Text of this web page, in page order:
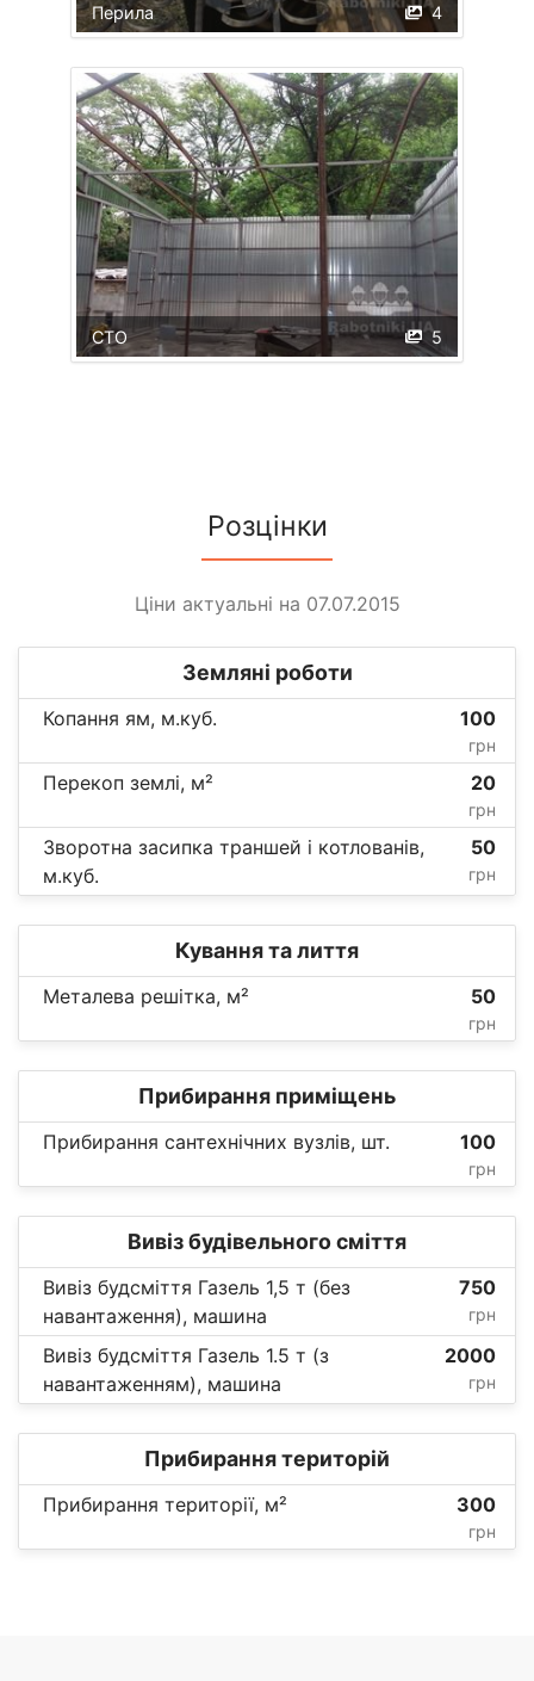
4
Перила
5
СТО
Розцінки
Ціни актуальні на 07.07.2015
Земляні роботи
Копання ям, м.куб. 100
грн
Перекоп землі, м² 20
грн
Зворотна засипка траншей і котлованів,
м.куб.
50
грн
Кування та лиття
Металева решітка, м² 50
грн
Прибирання приміщень
Прибирання сантехнічних вузлів, шт. 100
грн
Вивіз будівельного сміття
Вивіз будсміття Газель 1,5 т (без
навантаження), машина
750
грн
Вивіз будсміття Газель 1.5 т (з
навантаженням), машина
2000
грн
Прибирання територій
Прибирання території, м² 300
грн